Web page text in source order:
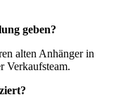
geben?
alten Anhänger in
Verkaufsteam.